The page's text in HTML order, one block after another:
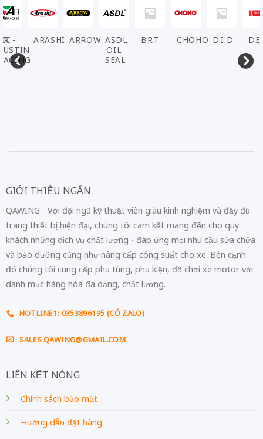
ARROW ASDL
BRT CHOHO D.I.D DENSO
GIỚI THIỆU NGẮN
QAWING - Với đội ngũ kỹ thuật viên giàu kinh nghiệm và đầy đủ
trang thiết bị hiện đại, chúng tôi cam kết mang đến cho quý
khách những dịch vụ chất lượng - đáp ứng mọi nhu cầu sửa chữa
và bảo dưỡng cũng như nâng cấp công suất cho xe. Bên cạnh
đó chúng tôi cung cấp phụ tùng, phụ kiện, đồ chơi xe motor với
danh mục hàng hóa đa dạng, chất lượng.
HOTLINE1: 0353896195 (CÓ ZALO)
SALES.QAWING@GMAIL.COM
LIÊN KẾT NÓNG
Chính sách bảo mật
Hướng dẫn đặt hàng